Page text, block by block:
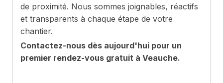
de proximité. Nous sommes joignables, réactifs
et transparents à chaque étape de votre
chantier.
Contactez-nous dès aujourd'hui pour un
premier rendez-vous gratuit à Veauche.